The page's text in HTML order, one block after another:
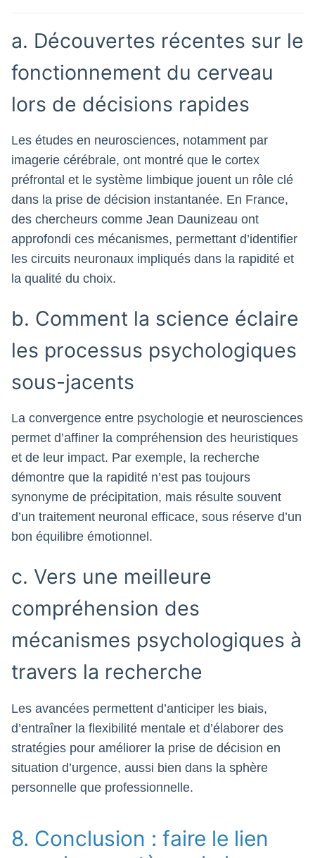
a. Découvertes récentes sur le
fonctionnement du cerveau
lors de décisions rapides
Les études en neurosciences, notamment par
imagerie cérébrale, ont montré que le cortex
préfrontal et le système limbique jouent un rôle clé
dans la prise de décision instantanée. En France,
des chercheurs comme Jean Daunizeau ont
approfondi ces mécanismes, permettant d’identifier
les circuits neuronaux impliqués dans la rapidité et
la qualité du choix.
b. Comment la science éclaire
les processus psychologiques
sous-jacents
La convergence entre psychologie et neurosciences
permet d’affiner la compréhension des heuristiques
et de leur impact. Par exemple, la recherche
démontre que la rapidité n’est pas toujours
synonyme de précipitation, mais résulte souvent
d’un traitement neuronal efficace, sous réserve d’un
bon équilibre émotionnel.
c. Vers une meilleure
compréhension des
mécanismes psychologiques à
travers la recherche
Les avancées permettent d’anticiper les biais,
d’entraîner la flexibilité mentale et d’élaborer des
stratégies pour améliorer la prise de décision en
situation d’urgence, aussi bien dans la sphère
personnelle que professionnelle.
8. Conclusion : faire le lien